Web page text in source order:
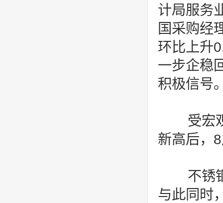
计局服务
国采购经
环比上升
一步企稳
积极信号
受宏
新高后，
不锈
与此同时